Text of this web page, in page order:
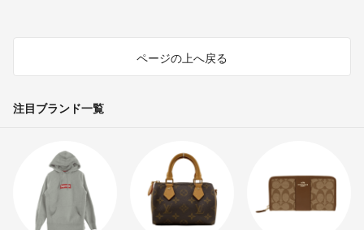
ページの上へ戻る
注目ブランド一覧